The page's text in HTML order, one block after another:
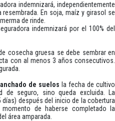
indemnizará, independientemente
En soja, maíz y girasol se
de rinde.
indemnizará por el 100% del
cosecha gruesa se debe sembrar en
con al menos 3 años consecutivos.
de suelos la fecha de cultivo
de seguro, sino queda excluida. La
después del inicio de la cobertura
de haberse completado la
área amparada.